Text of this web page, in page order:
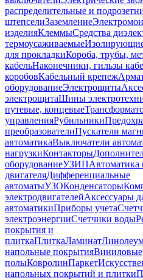
распределительные и
штепселиЗаземление
изделияКлеммыСредства
термоусаживаемые
для прокладкиКороба, трубы,
кабельНаконечники, гильзы
коробовКабельный крепеж
оборудованиеЭлектрощиты
электрощитаШины
путевые, концевые
управленияРубильники
преобразователиПускатели
автоматикаВыключатели
нагрузкиКонтакторы
оборудованиеУЗИПАвтоматика
двигателяДифференциальные
автоматыУЗОКонденсаторы
электродвигателейАксессуары
автоматикиПриборы учета
электроэнергииСчетчики воды
покрытия и
плиткаПлиткаЛаминат
напольные покрытияВиниловые
полыКовролинПаркет
напольных покрытий и плитки